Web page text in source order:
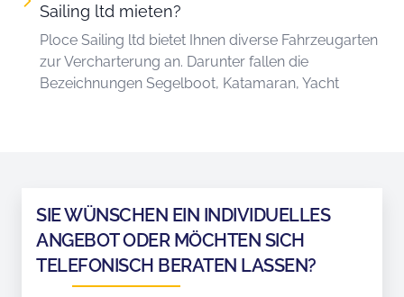
Sailing ltd mieten?
Ploce Sailing ltd bietet Ihnen diverse Fahrzeugarten
zur Vercharterung an. Darunter fallen die
Bezeichnungen Segelboot, Katamaran, Yacht
SIE WÜNSCHEN EIN INDIVIDUELLES
ANGEBOT ODER MÖCHTEN SICH
TELEFONISCH BERATEN LASSEN?